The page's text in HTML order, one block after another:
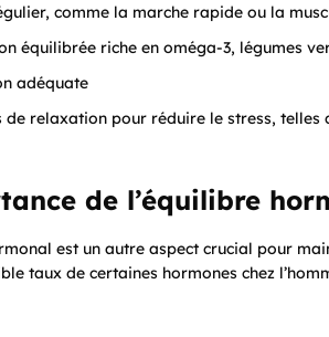
comme la marche rapide ou la
équilibrée riche en oméga-3, légumes
adéquate
de relaxation pour réduire le stress,
de l’équilibre
est un autre aspect crucial pour
taux de certaines hormones chez